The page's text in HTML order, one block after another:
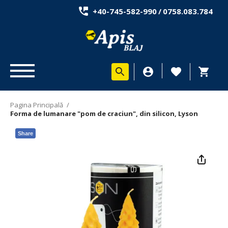
+40-745-582-990/ 0758.083.784
Pagina Principală /
Forma de lumanare "pom de craciun", din silicon, Lyson
Share